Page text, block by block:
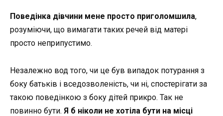
Поведінка дівчини мене просто приголомшила,
розуміючи, що вимагати таких речей від матері
просто неприпустимо.
Незалежно вод того, чи це був випадок потурання з
боку батьків і вседозволеність, чи ні, спостерігати за
такою поведінкою з боку дітей прикро. Так не
повинно бути. Я б ніколи не хотіла бути на місці